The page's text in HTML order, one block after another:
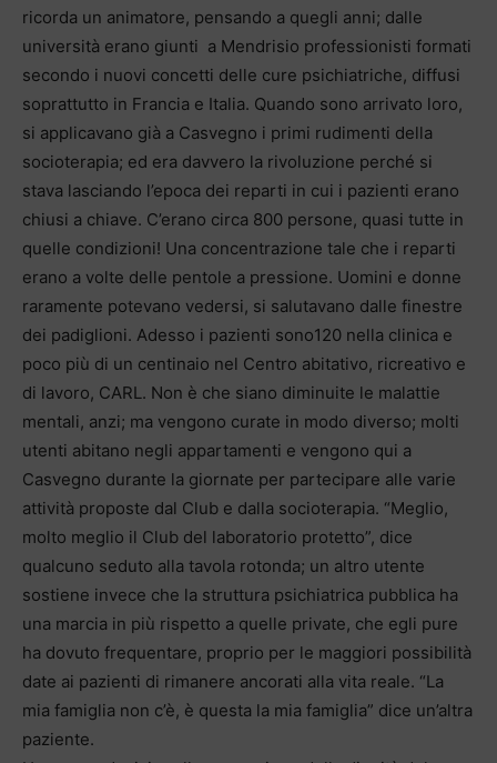
ricorda un animatore, pensando a quegli anni; dalle
università erano giunti a Mendrisio professionisti formati
secondo i nuovi concetti delle cure psichiatriche, diffusi
soprattutto in Francia e Italia. Quando sono arrivato loro,
si applicavano già a Casvegno i primi rudimenti della
socioterapia; ed era davvero la rivoluzione perché si
stava lasciando l’epoca dei reparti in cui i pazienti erano
chiusi a chiave. C’erano circa 800 persone, quasi tutte in
quelle condizioni! Una concentrazione tale che i reparti
erano a volte delle pentole a pressione. Uomini e donne
raramente potevano vedersi, si salutavano dalle finestre
dei padiglioni. Adesso i pazienti sono120 nella clinica e
poco più di un centinaio nel Centro abitativo, ricreativo e
di lavoro, CARL. Non è che siano diminuite le malattie
mentali, anzi; ma vengono curate in modo diverso; molti
utenti abitano negli appartamenti e vengono qui a
Casvegno durante la giornate per partecipare alle varie
attività proposte dal Club e dalla socioterapia. “Meglio,
molto meglio il Club del laboratorio protetto”, dice
qualcuno seduto alla tavola rotonda; un altro utente
sostiene invece che la struttura psichiatrica pubblica ha
una marcia in più rispetto a quelle private, che egli pure
ha dovuto frequentare, proprio per le maggiori possibilità
date ai pazienti di rimanere ancorati alla vita reale. “La
mia famiglia non c’è, è questa la mia famiglia” dice un’altra
paziente.